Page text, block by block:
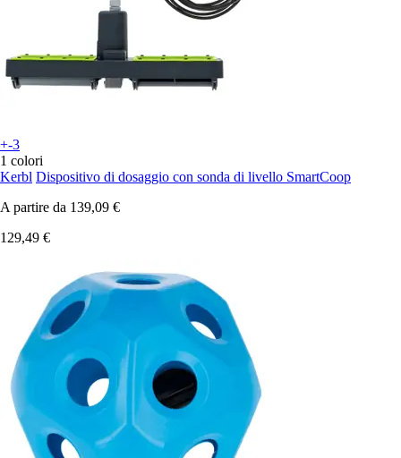
+-3
1 colori
Kerbl Dispositivo di dosaggio con sonda di livello SmartCoop
A partire da 139,09 €
129,49 €